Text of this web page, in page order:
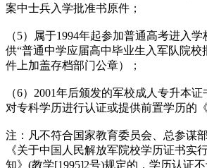
案中士兵入学批准书原件；
（5）属于1994年起参加普通高考进入
供“普通中学应届高中毕业生入军队院校
件上加盖存档部门公章）；
（6）2001年后颁发的军校成人专升本
对专科学历进行认证或提供前置学历的
注：凡不符合国家教育委员会、总参谋
《关于中国人民解放军院校学历证书实
知》(教学[1995]2号)规定的，学历认证